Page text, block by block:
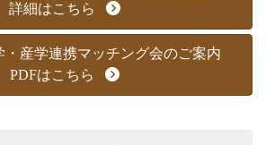
詳細はこちら
・産学連携マッチング会のご案内
PDFはこちら